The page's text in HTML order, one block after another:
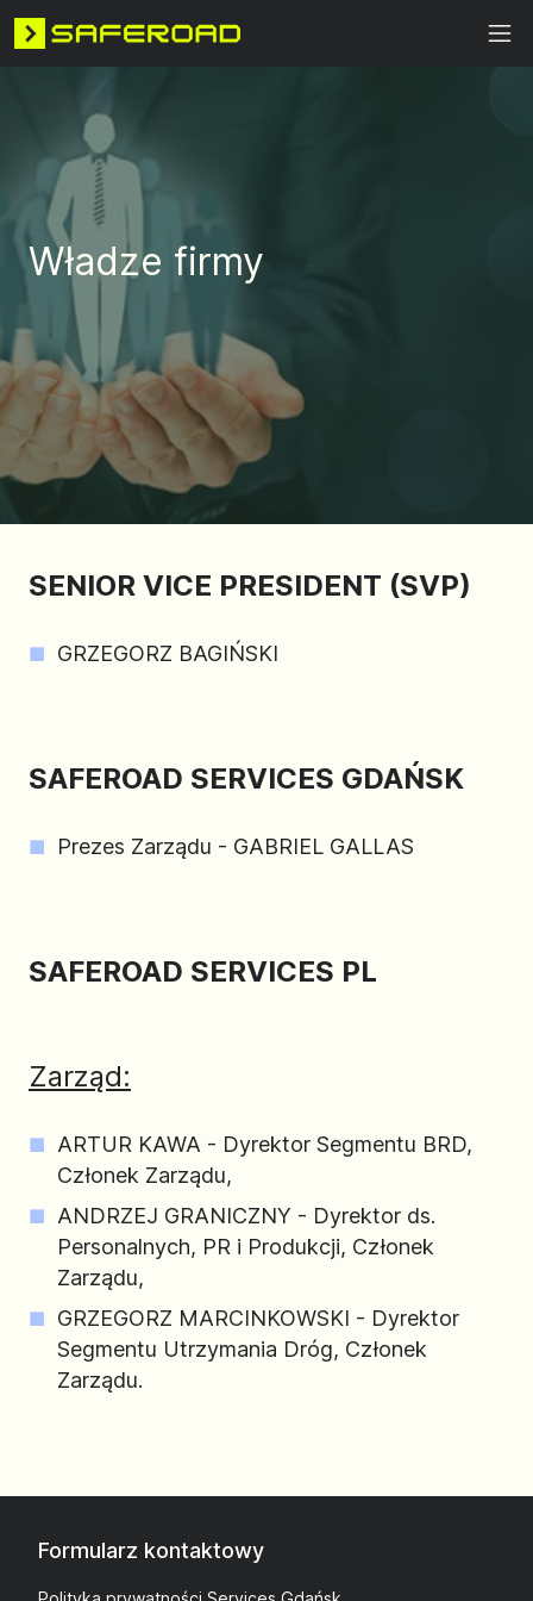
Władze firmy
SENIOR VICE PRESIDENT (SVP)
GRZEGORZ BAGIŃSKI
SAFEROAD SERVICES GDAŃSK
Prezes Zarządu - GABRIEL GALLAS
SAFEROAD SERVICES PL
Zarząd:
ARTUR KAWA - Dyrektor Segmentu BRD,
Członek Zarządu,
ANDRZEJ GRANICZNY - Dyrektor ds.
Personalnych, PR i Produkcji, Członek
Zarządu,
GRZEGORZ MARCINKOWSKI - Dyrektor
Segmentu Utrzymania Dróg, Członek
Zarządu.
Formularz kontaktowy